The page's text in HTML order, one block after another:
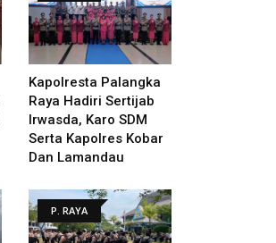
Kapolresta Palangka
Raya Hadiri Sertijab
Irwasda, Karo SDM
Serta Kapolres Kobar
Dan Lamandau
P. RAYA